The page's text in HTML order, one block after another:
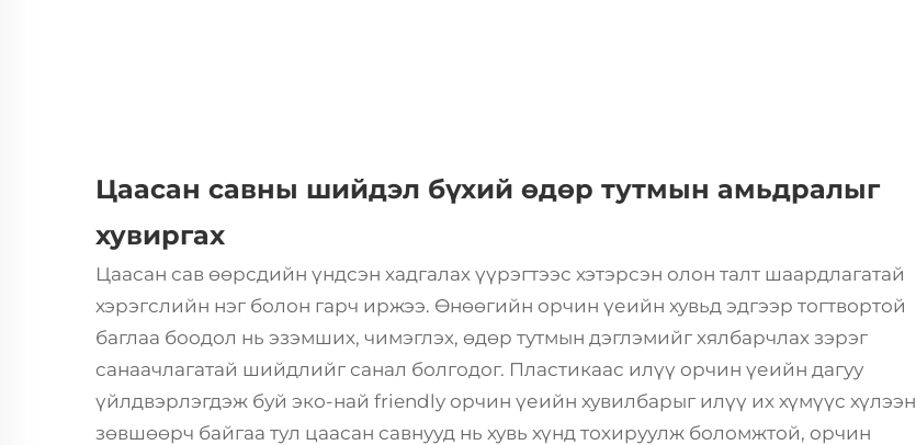
Цаасан савны шийдэл бүхий өдөр тутмын амьдралыг
хувиргах
Цаасан сав өөрсдийн үндсэн хадгалах үүрэгтээс хэтэрсэн олон талт шаардлагатай
хэрэгслийн нэг болон гарч иржээ. Өнөөгийн орчин үеийн хувьд эдгээр тогтвортой
баглаа боодол нь эзэмших, чимэглэх, өдөр тутмын дэглэмийг хялбарчлах зэрэг
санаачлагатай шийдлийг санал болгодог. Пластикаас илүү орчин үеийн дагуу
үйлдвэрлэгдэж буй эко-най friendly орчин үеийн хувилбарыг илүү их хүмүүс хүлээн
зөвшөөрч байгаа тул цаасан савнууд нь хувь хүнд тохируулж боломжтой, орчин